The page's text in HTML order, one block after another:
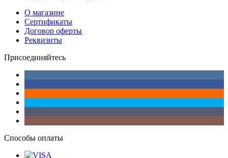
О магазине
Сертификаты
Договор оферты
Реквизиты
Присоединяйтесь
Способы оплаты